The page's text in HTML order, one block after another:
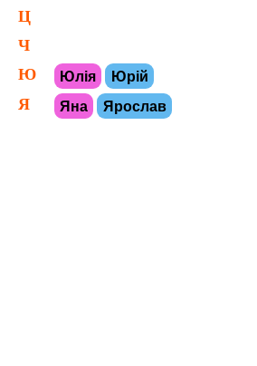
Ц
Ч
Ю
Юлія Юрій
Я Яна Ярослав